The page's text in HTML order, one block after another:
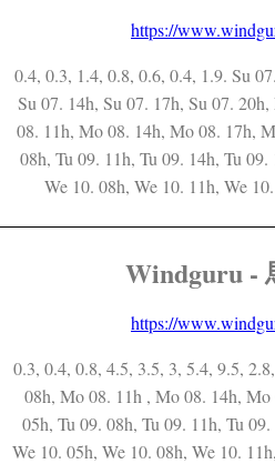
https://
0.4, 0.3, 1.4, 0.8, 0.6, 0.4, 1.9. Su
Su 07. 14h, Su 07. 17h, Su 07.
08. 11h, Mo 08. 14h, Mo 08. 17h,
08h, Tu 09. 11h, Tu 09. 14h, Tu
We 10. 08h, We 10. 11h, We
Windguru -
https://
0.3, 0.4, 0.8, 4.5, 3.5, 3, 5.4, 9.5,
08h, Mo 08. 11h , Mo 08. 14h,
05h, Tu 09. 08h, Tu 09. 11h, Tu
We 10. 05h, We 10. 08h, We 10.